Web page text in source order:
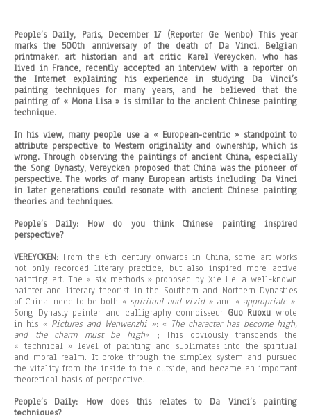
People’s Daily, Paris, December 17 (Reporter Ge Wenbo) This year
marks the 500th anniversary of the death of Da Vinci. Belgian
printmaker, art historian and art critic Karel Vereycken, who has
lived in France, recently accepted an interview with a reporter on
the Internet explaining his experience in studying Da Vinci’s
painting techniques for many years, and he believed that the
painting of « Mona Lisa » is similar to the ancient Chinese painting
technique.
In his view, many people use a « European-centric » standpoint to
attribute perspective to Western originality and ownership, which is
wrong. Through observing the paintings of ancient China, especially
the Song Dynasty, Vereycken proposed that China was the pioneer of
perspective. The works of many European artists including Da Vinci
in later generations could resonate with ancient Chinese painting
theories and techniques.
People’s Daily: How do you think Chinese painting inspired
perspective?
VEREYCKEN: From the 6th century onwards in China, some art works
not only recorded literary practice, but also inspired more active
painting art. The « six methods » proposed by Xie He, a well-known
painter and literary theorist in the Southern and Northern Dynasties
of China, need to be both « spiritual and vivid » and « appropriate ».
Song Dynasty painter and calligraphy connoisseur Guo Ruoxu wrote
in his « Pictures and Wenwenzhi »: « The character has become high,
and the charm must be high« ; This obviously transcends the
« technical » level of painting and sublimates into the spiritual
and moral realm. It broke through the simplex system and pursued
the vitality from the inside to the outside, and became an important
theoretical basis of perspective.
People’s Daily:
How does this relates to Da Vinci’s painting